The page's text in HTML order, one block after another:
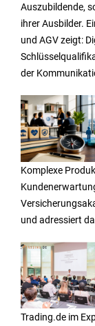
Auszubildende,
ihrer Ausbilder.
und AGV zeigt:
der
Komplexe
und adressiert
Trading.de im